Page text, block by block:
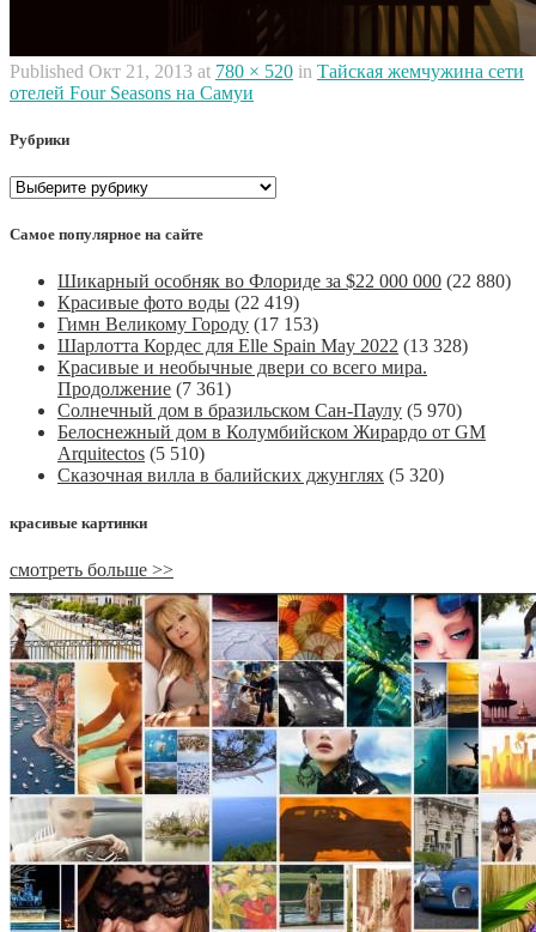
Published Окт 21, 2013 at 780 × 520 in Тайская жемчужина сети
отелей Four Seasons на Самуи
Рубрики
Рубрики
Самое популярное на сайте
Шикарный особняк во Флориде за $22 000 000 (22 880)
Красивые фото воды (22 419)
Гимн Великому Городу (17 153)
Шарлотта Кордес для Elle Spain May 2022 (13 328)
Красивые и необычные двери со всего мира.
Продолжение (7 361)
Солнечный дом в бразильском Сан-Паулу (5 970)
Белоснежный дом в Колумбийском Жирардо от GM
Arquitectos (5 510)
Сказочная вилла в балийских джунглях (5 320)
красивые картинки
смотреть больше >>